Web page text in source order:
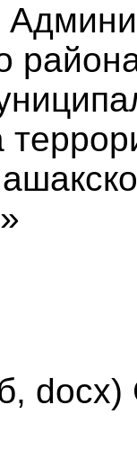
docx)